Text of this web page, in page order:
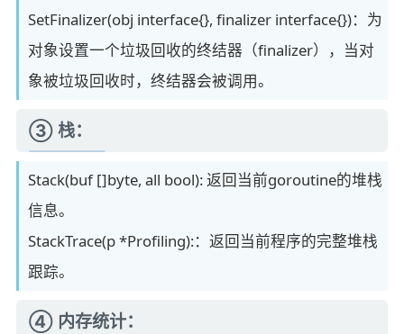
SetFinalizer(obj interface{}, finalizer interface{})：为
对象设置一个垃圾回收的终结器（finalizer），当对
象被垃圾回收时，终结器会被调用。
③ 栈：
Stack(buf []byte, all bool): 返回当前goroutine的堆栈
信息。
StackTrace(p *Profiling):：返回当前程序的完整堆栈
跟踪。
④ 内存统计：